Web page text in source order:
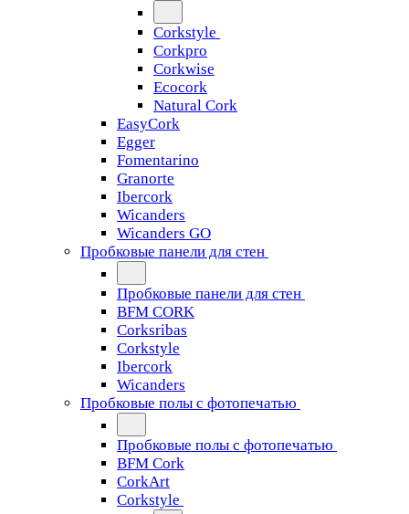
Corkstyle
Corkpro
Corkwise
Ecocork
Natural Cork
EasyCork
Egger
Fomentarino
Granorte
Ibercork
Wicanders
Wicanders GO
Пробковые панели для стен
Пробковые панели для стен
BFM CORK
Corksribas
Corkstyle
Ibercork
Wicanders
Пробковые полы с фотопечатью
Пробковые полы с фотопечатью
BFM Cork
CorkArt
Corkstyle